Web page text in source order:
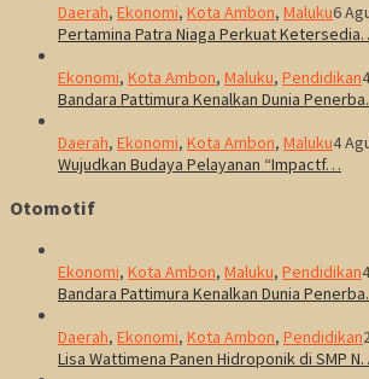
Daerah, Ekonomi, Kota Ambon, Maluku6
Pertamina Patra Niaga Perkuat
Ekonomi, Kota Ambon, Maluku, Pendidikan
Bandara Pattimura Kenalkan Dunia
Daerah, Ekonomi, Kota Ambon, Maluku4
Wujudkan Budaya Pelayanan “Impactf…
Otomotif
Ekonomi, Kota Ambon, Maluku, Pendidikan
Bandara Pattimura Kenalkan Dunia
Daerah, Ekonomi, Kota Ambon, Pendidikan
Lisa Wattimena Panen Hidroponik di SMP